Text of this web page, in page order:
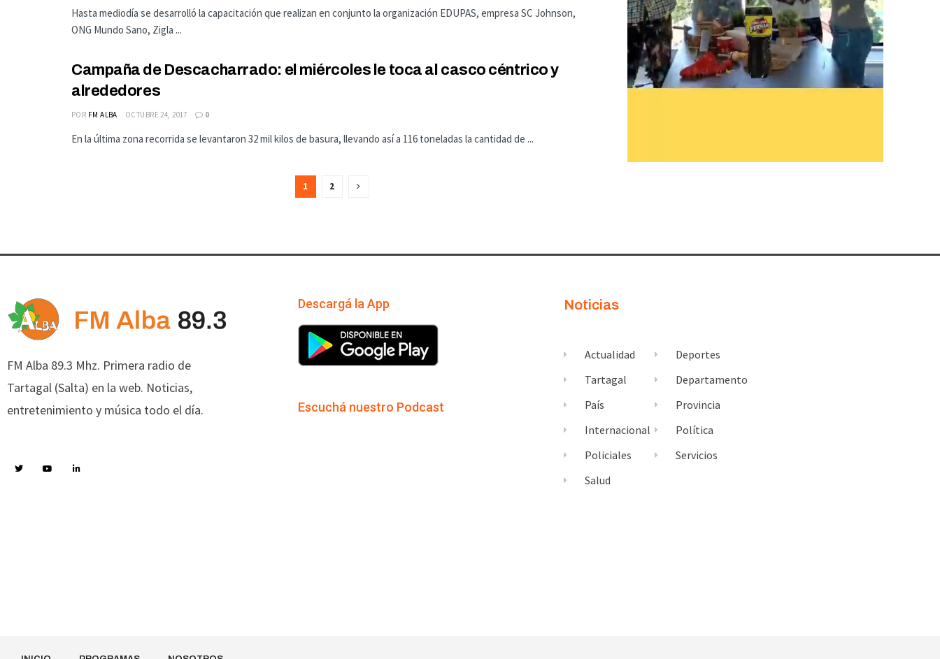
Hasta mediodía se desarrolló la capacitación que realizan en conjunto la organización EDUPAS, empresa SC Johnson,
ONG Mundo Sano, Zigla ...
Campaña de Descacharrado: el miércoles le toca al casco céntrico y
alrededores
POR FM ALBA OCTUBRE 24, 2017 0
En la última zona recorrida se levantaron 32 mil kilos de basura, llevando así a 116 toneladas la cantidad de ...
1 2
FM Alba 89.3 Mhz. Primera radio de
Tartagal (Salta) en la web. Noticias,
entretenimiento y música todo el día.
Descargá la App
Escuchá nuestro Podcast
Noticias
Actualidad
Tartagal
País
Internacional
Policiales
Salud
Deportes
Departamento
Provincia
Política
Servicios